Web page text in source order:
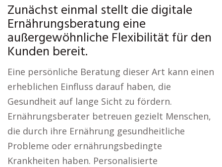
Zunächst einmal stellt die digitale
Ernährungsberatung eine
außergewöhnliche Flexibilität für den
Kunden bereit.
Eine persönliche Beratung dieser Art kann einen
erheblichen Einfluss darauf haben, die
Gesundheit auf lange Sicht zu fördern.
Ernährungsberater betreuen gezielt Menschen,
die durch ihre Ernährung gesundheitliche
Probleme oder ernährungsbedingte
Krankheiten haben. Personalisierte